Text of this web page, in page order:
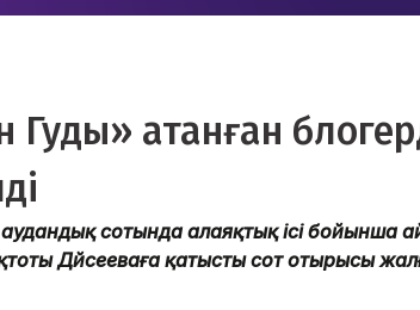
Гуды» атанған
сотында алаяқтық ісі бойынша
Дүйсееваға қатысты сот отырысы